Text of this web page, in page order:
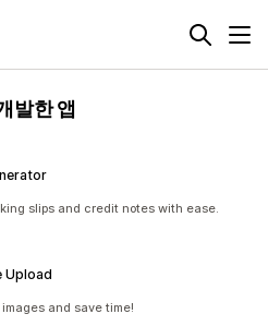
발한 앱
slips and credit notes with ease.
Upload
and save time!